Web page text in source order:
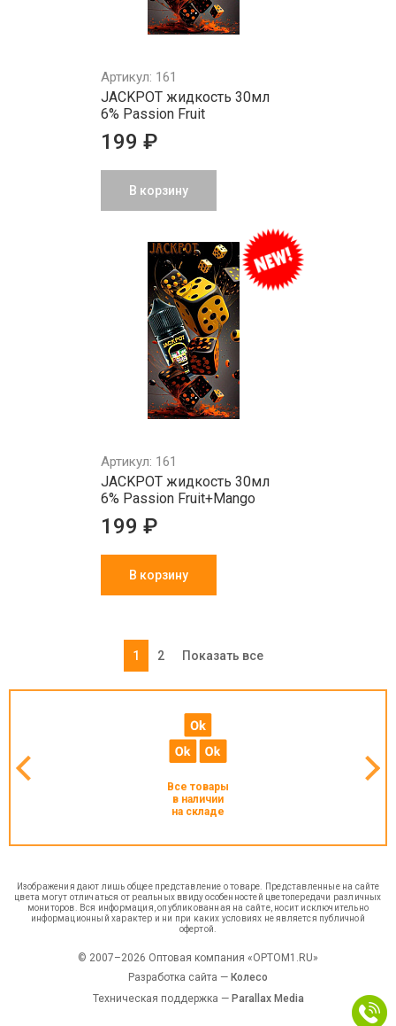
Артикул: 161
JACKPOT жидкость 30мл
6% Passion Fruit
199 ₽
В корзину
Артикул: 161
JACKPOT жидкость 30мл
6% Passion Fruit+Mango
199 ₽
В корзину
1 2 Показать все
Все товары
в наличии
на складе
Изображения дают лишь общее представление о товаре. Представленные на сайте
цвета могут отличаться от реальных ввиду особенностей цветопередачи различных
мониторов. Вся информация, опубликованная на сайте, носит исключительно
информационный характер и ни при каких условиях не является публичной
офертой.
© 2007–2026 Оптовая компания «OPTOM1.RU»
Разработка сайта — Колесо
Техническая поддержка — Parallax Media